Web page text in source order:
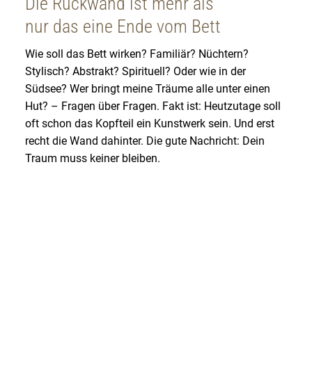
nur das eine Ende vom Bett
Wie soll das Bett wirken? Familiär? Nüchtern?
Stylisch? Abstrakt? Spirituell? Oder wie in der
Südsee? Wer bringt meine Träume alle unter einen
Hut? – Fragen über Fragen. Fakt ist: Heutzutage soll
oft schon das Kopfteil ein Kunstwerk sein. Und erst
recht die Wand dahinter. Die gute Nachricht: Dein
Traum muss keiner bleiben.